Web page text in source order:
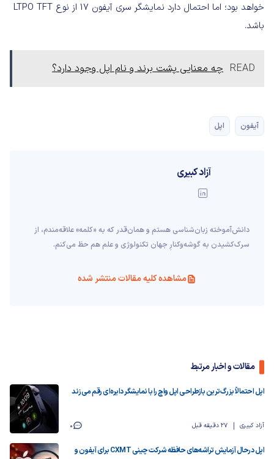
خواهد بود؛ اما احتمال دارد نمایشگر سری آیفون 17 از نوع LTPO TFT
باشد.
READ چه معنایی پشت برند و نام اپل وجود دارد؟
آیفون اپل
آزاد کبیری
دانش‌آموخته‌ زبان‌شناسی‌ هستم و همان‌قدر که به «کلمه» علاقه‌مندم، از
سرک‌کشیدن به گوشه‌وکنارِ جهان تکنولوژی و علم هم حظ می‌کنم.
مشاهده کلیه مقالات منتشر شده
مقالات و اخبار مرتبط
اپل احتمالاً بزرگ‌ترین بازطراحی اپل واچ را با نمایشگر دایره‌ای رقم می‌زند
آزاد کبیری 27 دقیقه قبل 0
اپل درحال آزمایش تراشه‌های حافظه شرکت چینی CXMT برای آیفون و